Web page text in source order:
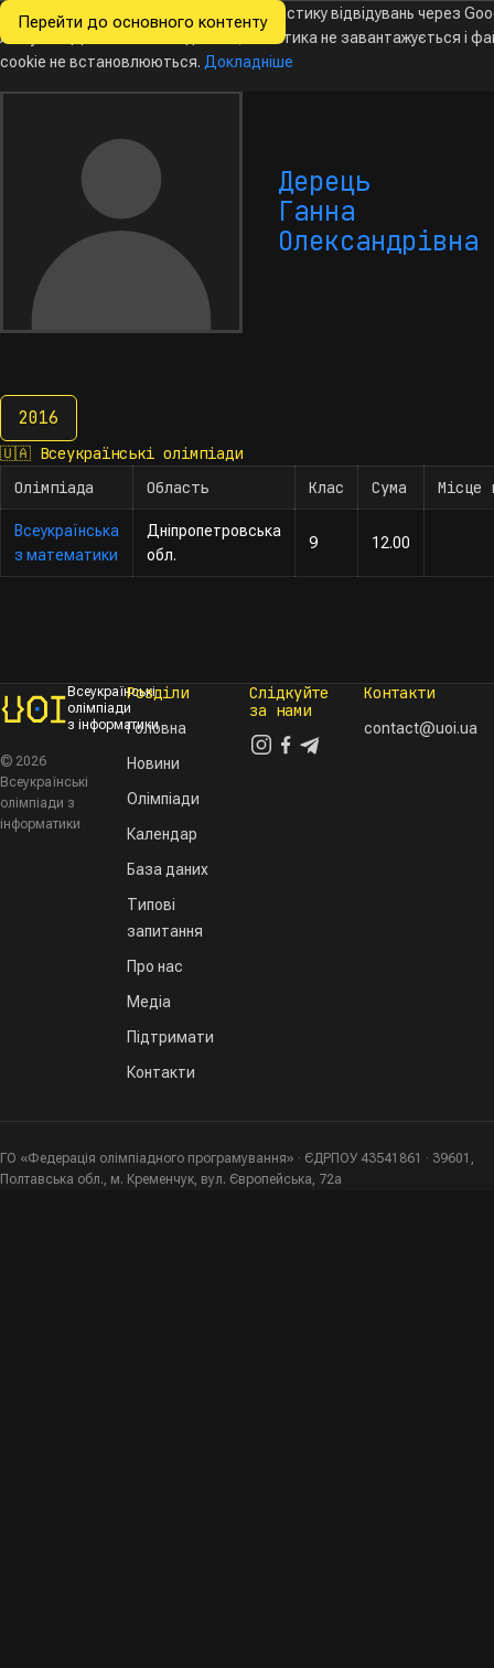
Перейти до основного контенту
Всеукраїнські
з інформатики
НовиниОлімпіадиКалендарБаза даних
Дерець
Ганна
Олександрівна
2016
2016
🇺🇦 Всеукраїнські олімпіади
Олімпіада
Область Клас Сума Місце
Всеукраїнська
з математики
Дніпропетровська
обл.
9 12.00
Всеукраїнські
олімпіади
з інформатики
© 2026
Всеукраїнські
олімпіади з
інформатики
Розділи
Головна
Новини
Олімпіади
Календар
База даних
Типові
запитання
Про нас
Медіа
Підтримати
Контакти
Слідкуйте
за нами
Контакти
contact@uoi.ua
ГО «Федерація олімпіадного програмування» · ЄДРПОУ 43541861 · 39601,
Полтавська обл., м. Кременчук, вул. Європейська, 72а
Ми хочемо збирати знеособлену статистику відвідувань через
Analytics. Доки ви не погодитесь, аналітика не завантажується і
cookie не встановлюються. Докладніше